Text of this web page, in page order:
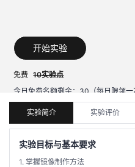
中
心
学
习
路
在
线
云
开始实验
免费
10实验点
今日免费名额剩余： 30 （每日限领一
提示：移动端不支持实验操作，请前
实验简介 实验评价
实验目标与基本要求
1. 掌握镜像制作方法